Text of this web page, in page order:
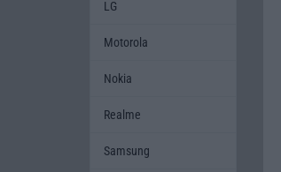
LG
Motorola
Nokia
Realme
Samsung